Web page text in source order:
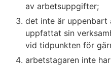
av arbetsuppgifter;
det inte är uppenbart
uppfattat sin
vid tidpunkten för
arbetstagaren inte